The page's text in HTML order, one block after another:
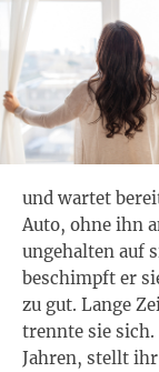
und wartet
Auto, ohne ihn
ungehalten auf
beschimpft er
zu gut. Lange
trennte sie sich.
Jahren, stellt